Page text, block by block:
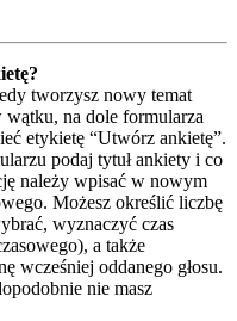
tworzysz nowy temat
na dole formularza
etykietę “Utwórz ankietę”.
podaj tytuł ankiety i co
należy wpisać w nowym
Możesz określić liczbę
wyznaczyć czas
a także
wcześniej oddanego głosu.
nie masz